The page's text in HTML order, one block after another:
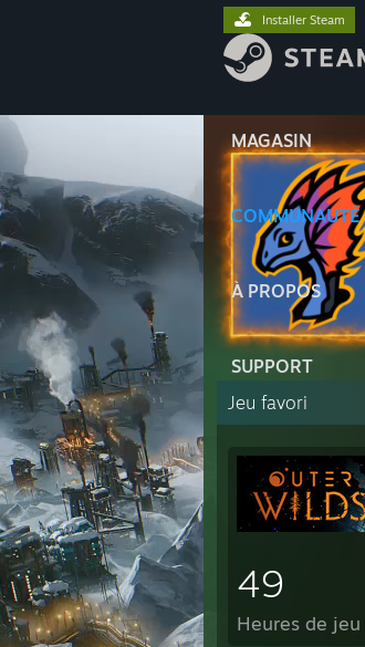
MAGASIN
COMMUNAUTÉ
À PROPOS
SUPPORT
Installer Steam
Jeu favori
49
Heures de jeu